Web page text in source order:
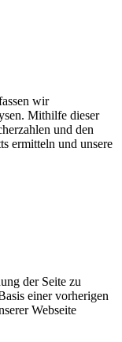
wir
Mithilfe dieser
und den
ermitteln und unsere
der Seite zu
einer vorherigen
Webseite